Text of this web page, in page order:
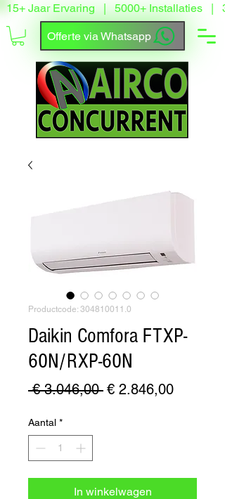
15+ Jaar Ervaring   |   5000+ Installaties   |
Offerte via Whatsapp
Productcode: 304810011.0
Daikin Comfora FTXP-
60N/RXP-60N
€ 3.046,00 Normale
€ 2.846,00
Aantal *
In winkelwagen